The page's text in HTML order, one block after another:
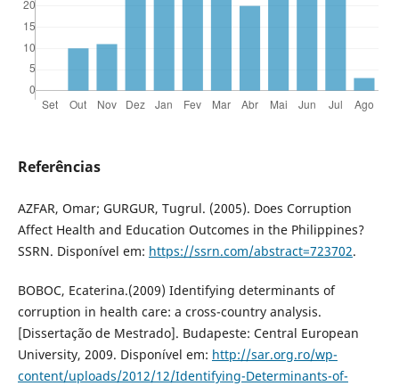
Referências
AZFAR, Omar; GURGUR, Tugrul. (2005). Does Corruption
Affect Health and Education Outcomes in the Philippines?
SSRN. Disponível em: https://ssrn.com/abstract=723702.
BOBOC, Ecaterina.(2009) Identifying determinants of
corruption in health care: a cross-country analysis.
[Dissertação de Mestrado]. Budapeste: Central European
University, 2009. Disponível em: http://sar.org.ro/wp-
content/uploads/2012/12/Identifying-Determinants-of-